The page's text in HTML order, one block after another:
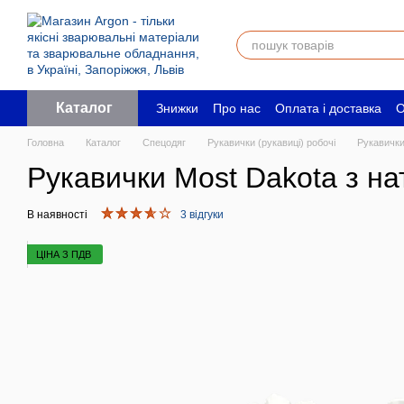
Перейти до основного контенту
Каталог Знижки Про нас Оплата і доставка
Угода користувача
Юридичним
Головна Каталог Спецодяг Рукавички (рукавиці) робочі
Рукавички Most Dakota з
В наявності 3 відгуки
ЦІНА З ПДВ